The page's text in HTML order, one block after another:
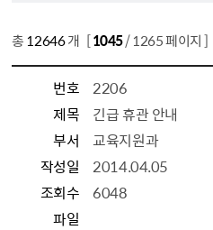
총12646개 [1045/ 1265 페이지 ]
번호
2206
제목
긴급 휴관 안내
부서
교육지원과
작성일
2014.04.05
조회수
6048
파일